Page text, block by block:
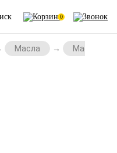
0
Масла Масла для